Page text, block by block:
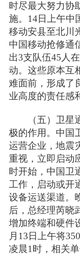
时尽最大努力协
施。14日上午中
移动安县至北川
中国移动抢修通
出3支队伍45人
动。这些原本互
难面前，形成了
业高度的责任感
（五）卫星通
极的作用。中国
运营企业，地震
重视，立即启动
时开始，中国卫
工作，启动或开
设备运送渠道。
后，总经理芮晓
增加终端和硬件
月13日上午将
凌晨1时，相关